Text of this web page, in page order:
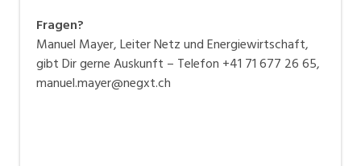
Fragen?
Manuel Mayer, Leiter Netz und Energiewirtschaft,
gibt Dir gerne Auskunft – Telefon +41 71 677 26 65,
manuel.mayer@negxt.ch